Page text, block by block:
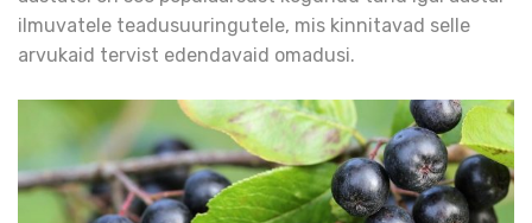
ilmuvatele teadusuuringutele, mis kinnitavad selle
arvukaid tervist edendavaid omadusi.